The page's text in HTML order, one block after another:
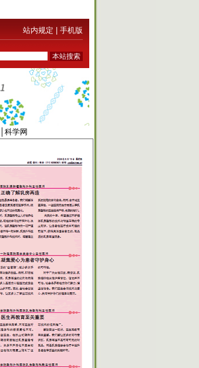
站内规定 手机版
科学网